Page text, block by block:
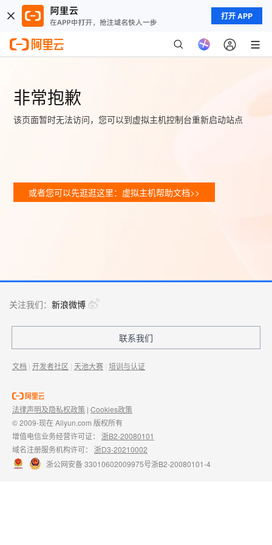
打开 APP
非常抱歉
该页面暂时无法访问，您可以到虚拟主机控制台重新启动站点
或者您可以先逛逛这里：虚拟主机帮助文档>>